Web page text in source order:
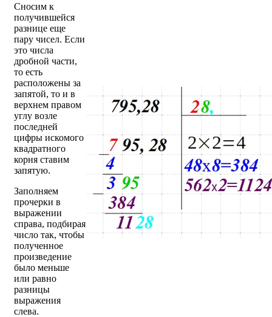
Сносим к
получившейся
разнице еще
пару чисел. Если
это числа
дробной части,
то есть
расположены за
запятой, то и в
верхнем правом
углу возле
последней
цифры искомого
квадратного
корня ставим
запятую.
Заполняем
прочерки в
выражении
справа, подбирая
число так, чтобы
полученное
произведение
было меньше
или равно
разницы
выражения
слева.